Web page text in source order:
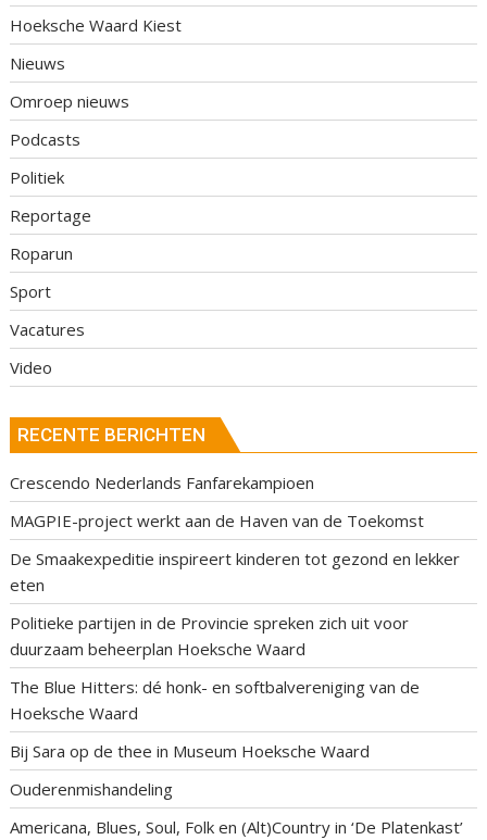
Hoeksche Waard Kiest
Nieuws
Omroep nieuws
Podcasts
Politiek
Reportage
Roparun
Sport
Vacatures
Video
RECENTE BERICHTEN
Crescendo Nederlands Fanfarekampioen
MAGPIE-project werkt aan de Haven van de Toekomst
De Smaakexpeditie inspireert kinderen tot gezond en lekker
eten
Politieke partijen in de Provincie spreken zich uit voor
duurzaam beheerplan Hoeksche Waard
The Blue Hitters: dé honk- en softbalvereniging van de
Hoeksche Waard
Bij Sara op de thee in Museum Hoeksche Waard
Ouderenmishandeling
Americana, Blues, Soul, Folk en (Alt)Country in ‘De Platenkast’